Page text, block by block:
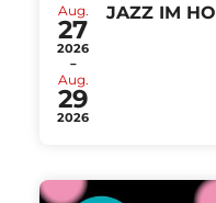
Aug.
27
2026
-
Aug.
29
2026
JAZZ IM